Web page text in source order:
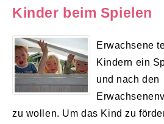
Kinder beim Spielen
Erwachsene
Kindern ein
und nach den
zu wollen. Um das Kind zu